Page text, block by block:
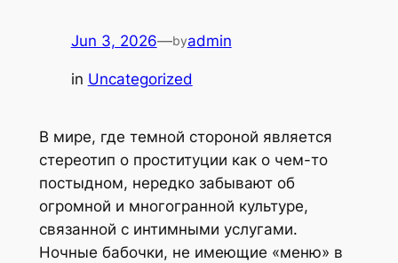
Jun 3, 2026—byadmin
in Uncategorized
В мире, где темной стороной является
стереотип о проституции как о чем-то
постыдном, нередко забывают об
огромной и многогранной культуре,
связанной с интимными услугами.
Ночные бабочки, не имеющие «меню» в